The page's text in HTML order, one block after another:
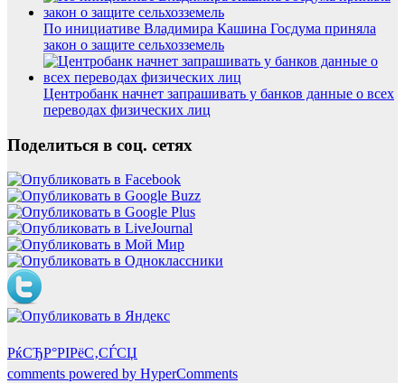
По инициативе Владимира Кашина Госдума приняла
закон о защите сельхозземель
Центробанк начнет запрашивать у банков данные о всех
переводах физических лиц
Поделиться в соц. сетях
РќСЂР°РІРёС‚СЃСЏ
comments powered by HyperComments